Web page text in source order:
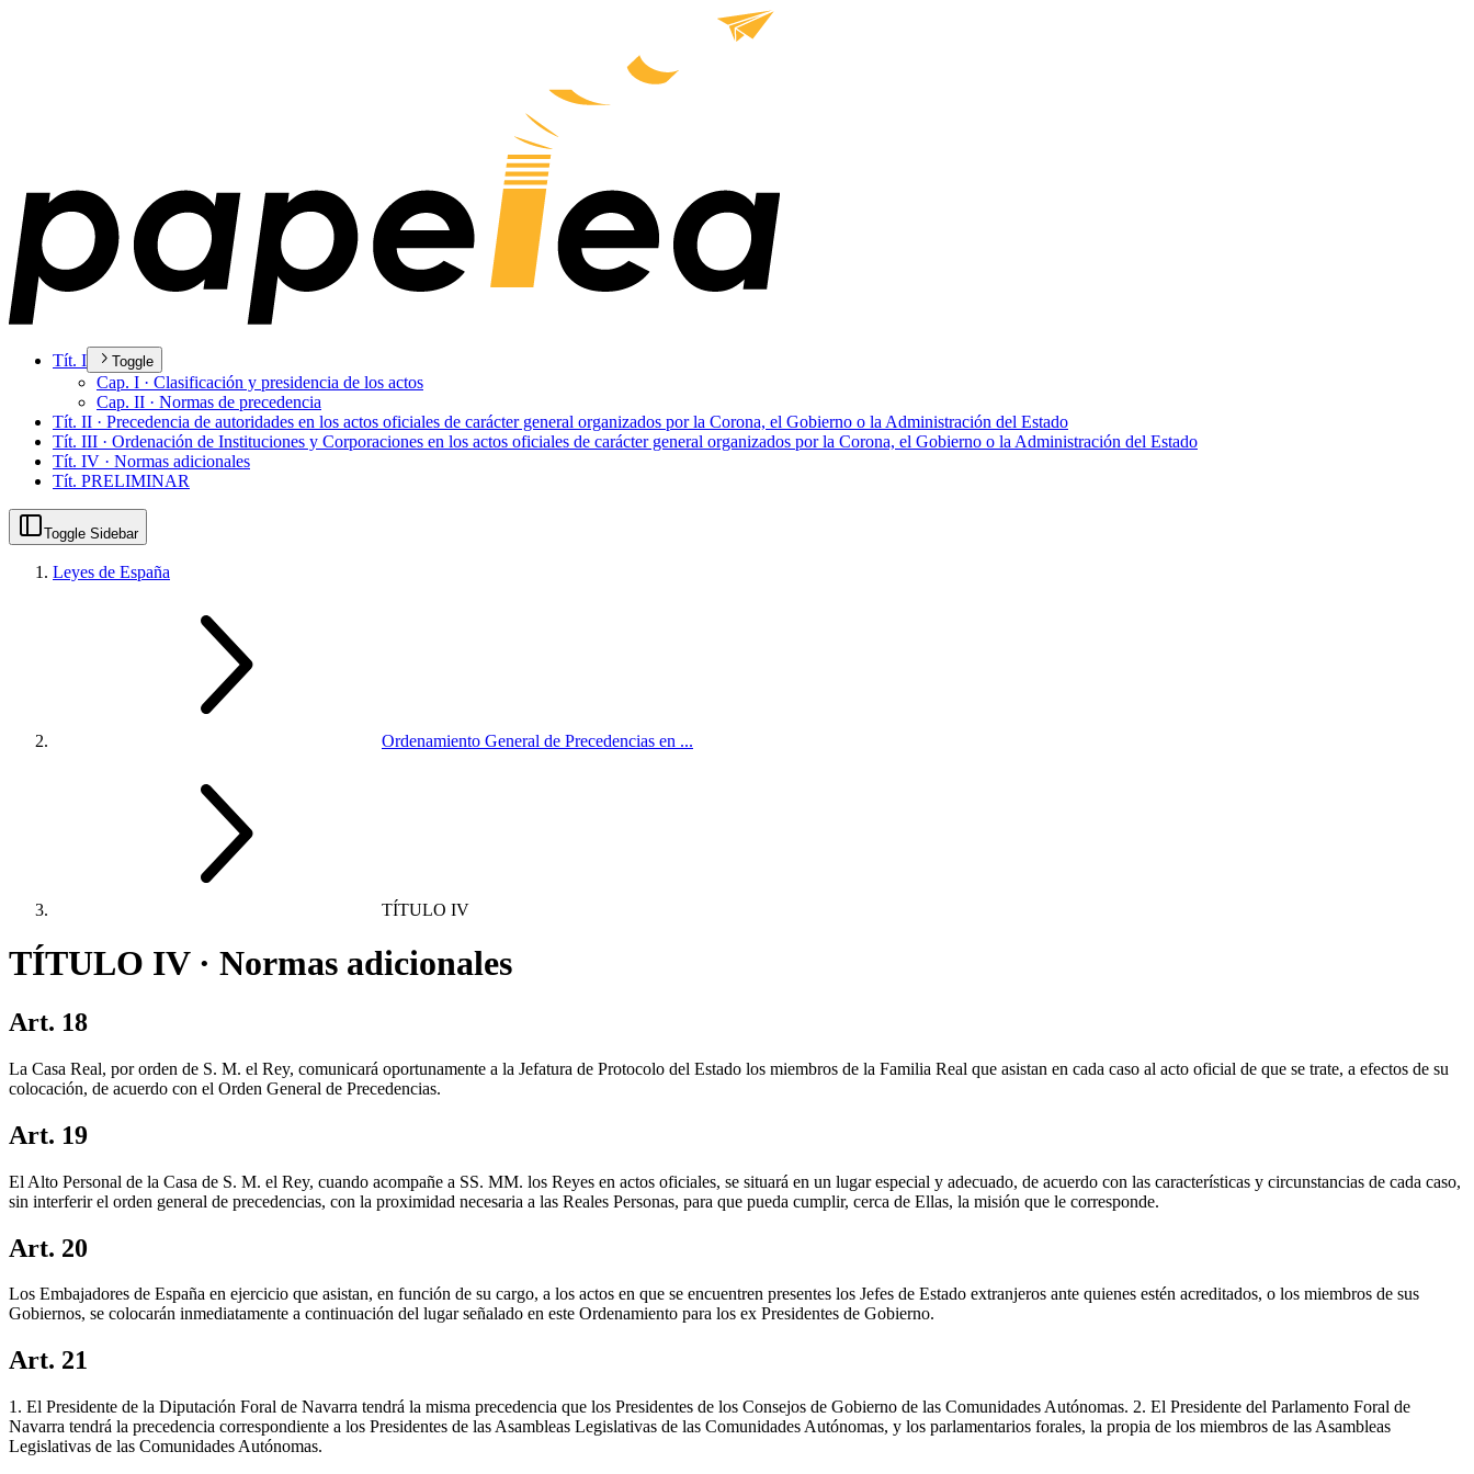
Tít. I Toggle
Cap. I · Clasificación y presidencia de los actos
Cap. II · Normas de precedencia
Tít. II · Precedencia de autoridades en los actos oficiales de carácter general organizados por la Corona, el Gobierno o la Administración del Estado
Tít. III · Ordenación de Instituciones y Corporaciones en los actos oficiales de carácter general organizados por la Corona, el Gobierno o la Administración del Estado
Tít. IV · Normas adicionales
Tít. PRELIMINAR
Toggle Sidebar
Leyes de España
Ordenamiento General de Precedencias en ...
TÍTULO IV
TÍTULO IV · Normas adicionales
Art. 18
La Casa Real, por orden de S. M. el Rey, comunicará oportunamente a la Jefatura de Protocolo del Estado los miembros de la Familia Real que asistan en cada caso al acto oficial de que se trate, a efectos de su
colocación, de acuerdo con el Orden General de Precedencias.
Art. 19
El Alto Personal de la Casa de S. M. el Rey, cuando acompañe a SS. MM. los Reyes en actos oficiales, se situará en un lugar especial y adecuado, de acuerdo con las características y circunstancias de cada caso,
sin interferir el orden general de precedencias, con la proximidad necesaria a las Reales Personas, para que pueda cumplir, cerca de Ellas, la misión que le corresponde.
Art. 20
Los Embajadores de España en ejercicio que asistan, en función de su cargo, a los actos en que se encuentren presentes los Jefes de Estado extranjeros ante quienes estén acreditados, o los miembros de sus
Gobiernos, se colocarán inmediatamente a continuación del lugar señalado en este Ordenamiento para los ex Presidentes de Gobierno.
Art. 21
1. El Presidente de la Diputación Foral de Navarra tendrá la misma precedencia que los Presidentes de los Consejos de Gobierno de las Comunidades Autónomas. 2. El Presidente del Parlamento Foral de
Navarra tendrá la precedencia correspondiente a los Presidentes de las Asambleas Legislativas de las Comunidades Autónomas, y los parlamentarios forales, la propia de los miembros de las Asambleas
Legislativas de las Comunidades Autónomas.